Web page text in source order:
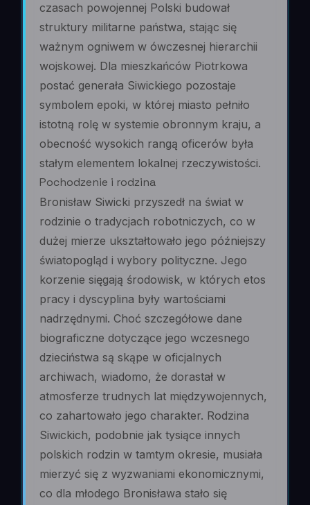
czasach powojennej Polski budował
struktury militarne państwa, stając się
ważnym ogniwem w ówczesnej hierarchii
wojskowej. Dla mieszkańców Piotrkowa
postać generała Siwickiego pozostaje
symbolem epoki, w której miasto pełniło
istotną rolę w systemie obronnym kraju, a
obecność wysokich rangą oficerów była
stałym elementem lokalnej rzeczywistości.
Pochodzenie i rodzina
Bronisław Siwicki przyszedł na świat w
rodzinie o tradycjach robotniczych, co w
dużej mierze ukształtowało jego późniejszy
światopogląd i wybory polityczne. Jego
korzenie sięgają środowisk, w których etos
pracy i dyscyplina były wartościami
nadrzędnymi. Choć szczegółowe dane
biograficzne dotyczące jego wczesnego
dzieciństwa są skąpe w oficjalnych
archiwach, wiadomo, że dorastał w
atmosferze trudnych lat międzywojennych,
co zahartowało jego charakter. Rodzina
Siwickich, podobnie jak tysiące innych
polskich rodzin w tamtym okresie, musiała
mierzyć się z wyzwaniami ekonomicznymi,
co dla młodego Bronisława stało się